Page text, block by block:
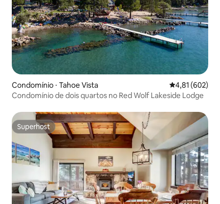
Condomínio ⋅ Tahoe Vista 4,81 de uma
4,81 (602)
Condomínio de dois quartos no Red Wolf Lakeside Lodge
Superhost
Superhost